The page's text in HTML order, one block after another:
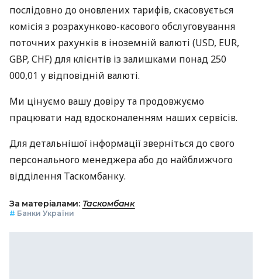
послідовно до оновлених тарифів, скасовується
комісія з розрахунково-касового обслуговування
поточних рахунків в іноземній валюті (USD, EUR,
GBP, CHF) для клієнтів із залишками понад 250
000,01 у відповідній валюті.
Ми цінуємо вашу довіру та продовжуємо
працювати над вдосконаленням наших сервісів.
Для детальнішої інформації зверніться до свого
персонального менеджера або до найближчого
відділення Таскомбанку.
За матеріалами: Таскомбанк
# Банки України